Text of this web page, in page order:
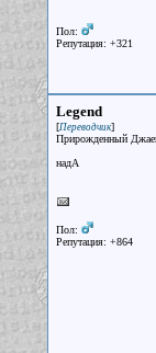
Пол:
Репутация: +321
Legend
[Переводчик]
Прирожденный
надА
Пол:
Репутация: +864